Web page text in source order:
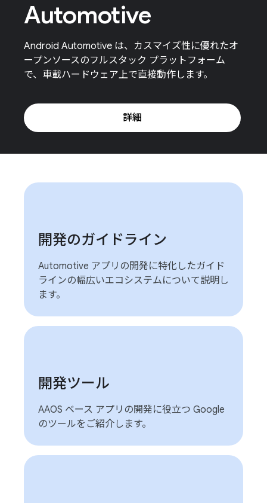
Automotive
Android Automotive は、カスマイズ性に優れたオ
ープンソースのフルスタック プラットフォーム
で、車載ハードウェア上で直接動作します。
詳細
開発のガイドライン
Automotive アプリの開発に特化したガイド
ラインの幅広いエコシステムについて説明し
ます。
開発ツール
AAOS ベース アプリの開発に役立つ Google
のツールをご紹介します。